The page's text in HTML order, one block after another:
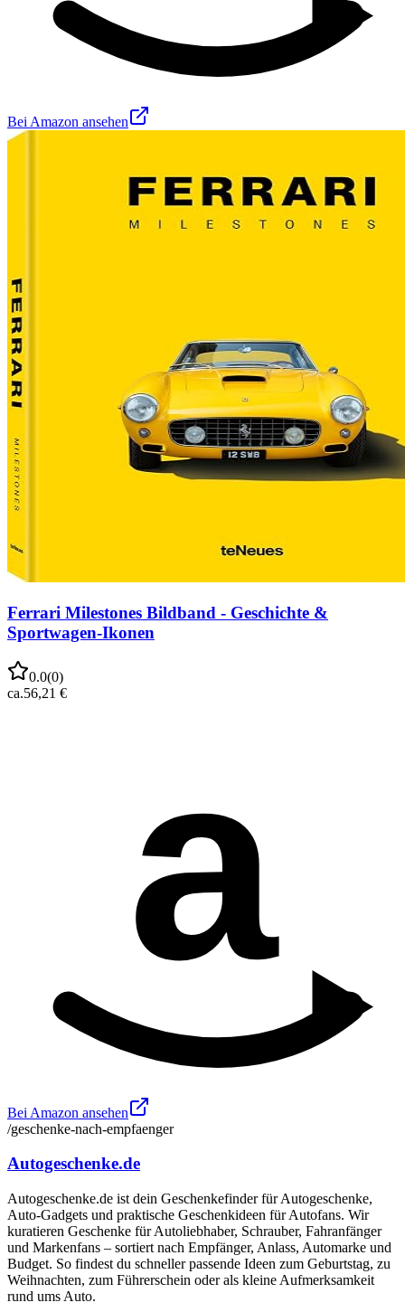
Bei Amazon ansehen
Ferrari Milestones Bildband - Geschichte &
Sportwagen-Ikonen
0.0(0)
ca.56,21 €
a
Bei Amazon ansehen
/geschenke-nach-empfaenger
Autogeschenke.de
Autogeschenke.de ist dein Geschenkefinder für Autogeschenke,
Auto-Gadgets und praktische Geschenkideen für Autofans. Wir
kuratieren Geschenke für Autoliebhaber, Schrauber, Fahranfänger
und Markenfans – sortiert nach Empfänger, Anlass, Automarke und
Budget. So findest du schneller passende Ideen zum Geburtstag, zu
Weihnachten, zum Führerschein oder als kleine Aufmerksamkeit
rund ums Auto.